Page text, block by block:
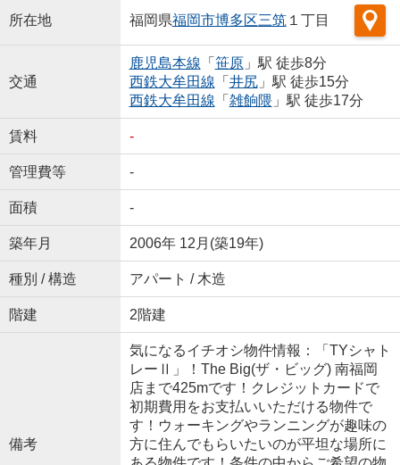
所在地 福岡県福岡市博多区三筑１丁目
交通
鹿児島本線 「 笹原」駅 徒歩8分
西鉄大牟田線 「 井尻」駅 徒歩15分
西鉄大牟田線 「 雑餉隈」駅 徒歩17分
賃料 -
管理費等 -
面積 -
築年月 2006年 12月(築19年)
種別 / 構造 アパート / 木造
階建 2階建
備考
気になるイチオシ物件情報：「TYシャト
レーⅡ」！The Big(ザ・ビッグ) 南福岡
店まで425mです！クレジットカードで
初期費用をお支払いいただける物件で
す！ウォーキングやランニングが趣味の
方に住んでもらいたいのが平坦な場所に